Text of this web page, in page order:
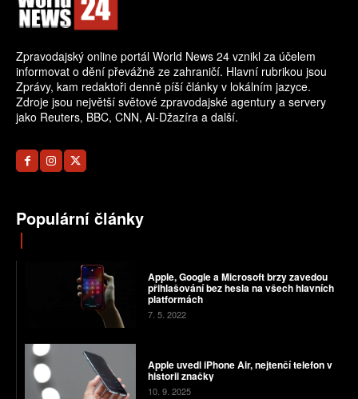
Zpravodajský online portál World News 24 vznikl za účelem
informovat o dění převážně ze zahraničí. Hlavní rubrikou jsou
Zprávy, kam redaktoři denně píší články v lokálním jazyce.
Zdroje jsou největší světové zpravodajské agentury a servery
jako Reuters, BBC, CNN, Al-Džazíra a další.
Populární články
Apple, Google a Microsoft brzy zavedou
přihlašování bez hesla na všech hlavních
platformách
7. 5. 2022
Apple uvedl iPhone Air, nejtenčí telefon v
historii značky
10. 9. 2025